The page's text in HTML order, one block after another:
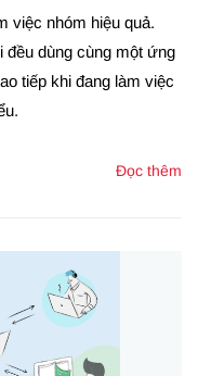
việc nhóm hiệu quả.
đều dùng cùng một ứng
tiếp khi đang làm việc
Đọc thêm